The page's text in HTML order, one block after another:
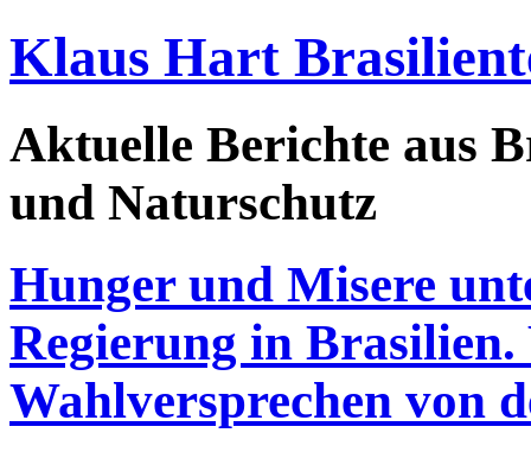
Klaus Hart
Aktuelle Berichte aus
und Naturschutz
Hunger und Misere
Regierung in
Wahlversprechen von